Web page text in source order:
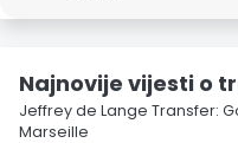
Najnovije vijesti o
Jeffrey de Lange Transfer:
Marseille